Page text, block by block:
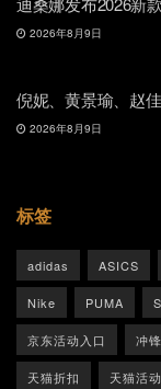
2026年8月9日
倪妮、黄景瑜、赵
2026年8月9日
标签
adidas ASICS
Nike PUMA
京东活动入口 冲
天猫折扣 天猫活动